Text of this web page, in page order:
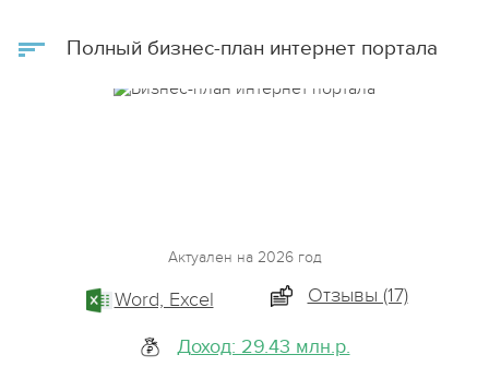
Полный бизнес-план интернет портала
Актуален на 2026 год
Word, Excel
Доход: 29.43 млн.р.
Отзывы (17)